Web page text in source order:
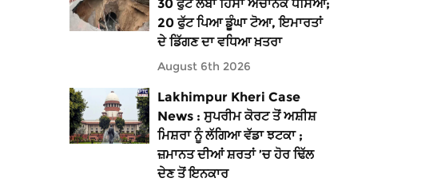
30 ਫੁੱਟ ਲੰਬਾ ਹਿੱਸਾ ਅਚਾਨਕ ਧਸਿਆ;
20 ਫੁੱਟ ਪਿਆ ਡੂੰਘਾ ਟੋਆ, ਇਮਾਰਤਾਂ
ਦੇ ਡਿੱਗਣ ਦਾ ਵਧਿਆ ਖ਼ਤਰਾ
August 6th 2026
Lakhimpur Kheri Case
News : ਸੁਪਰੀਮ ਕੋਰਟ ਤੋਂ ਅਸ਼ੀਸ਼
ਮਿਸ਼ਰਾ ਨੂੰ ਲੱਗਿਆ ਵੱਡਾ ਝਟਕਾ ;
ਜ਼ਮਾਨਤ ਦੀਆਂ ਸ਼ਰਤਾਂ ’ਚ ਹੋਰ ਢਿੱਲ
ਦੇਣ ਤੋਂ ਇਨਕਾਰ